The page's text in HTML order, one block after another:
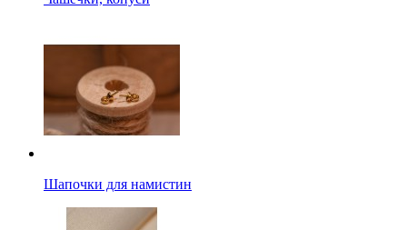
Шапочки для намистин